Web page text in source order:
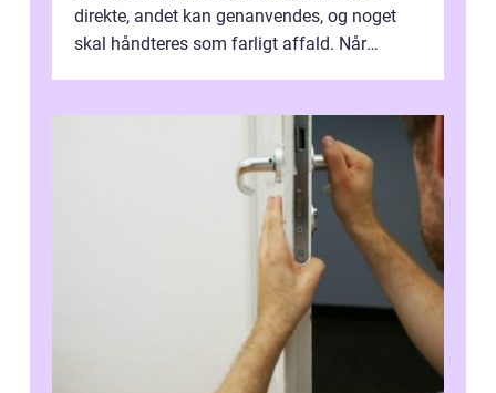
direkte, andet kan genanvendes, og noget
skal håndteres som farligt affald. Når